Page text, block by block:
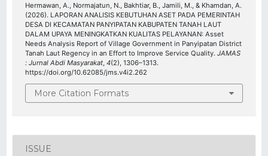
Hermawan, A., Normajatun, N., Bakhtiar, B., Jamili, M., & Khamdan, A.
(2026). LAPORAN ANALISIS KEBUTUHAN ASET PADA PEMERINTAH
DESA DI KECAMATAN PANYIPATAN KABUPATEN TANAH LAUT
DALAM UPAYA MENINGKATKAN KUALITAS PELAYANAN: Asset
Needs Analysis Report of Village Government in Panyipatan District
Tanah Laut Regency in an Effort to Improve Service Quality.JAMAS
: Jurnal Abdi Masyarakat,4(2), 1306–1313.
https://doi.org/10.62085/jms.v4i2.262
More Citation Formats
ISSUE